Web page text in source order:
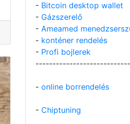
- Bitcoin desktop wallet
- Gázszerelő
- Ameamed
- konténer rendelés
- Profi bojlerek
- online borrendelés
- Chiptuning